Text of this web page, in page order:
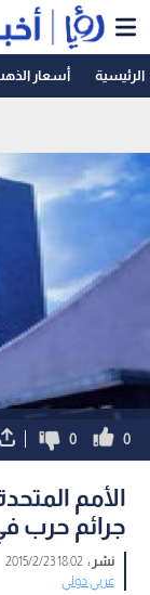
الرئيسية أسعار
0
0
الأمم
جرائم حرب
نشر :18:02 2015/2/23
عربي دولي